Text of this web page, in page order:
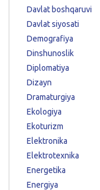
Davlat boshqaruvi
Davlat siyosati
Demografiya
Dinshunoslik
Diplomatiya
Dizayn
Dramaturgiya
Ekologiya
Ekoturizm
Elektronika
Elektrotexnika
Energetika
Energiya